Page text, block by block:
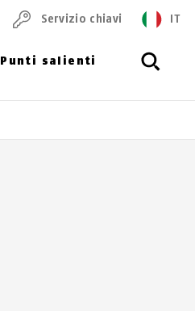
Punti salienti
Servizio chiavi IT